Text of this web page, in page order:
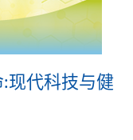
:现代科技与健